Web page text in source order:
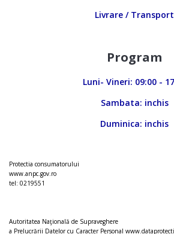
Livrare / Transport
Program
Luni- Vineri: 09:00 -
Sambata: inchis
Duminica: inchis
Protectia consumatorului
www.anpc.gov.ro
tel: 0219551
Autoritatea Naţională de Supraveghere
a Prelucrării Datelor cu Caracter Personal